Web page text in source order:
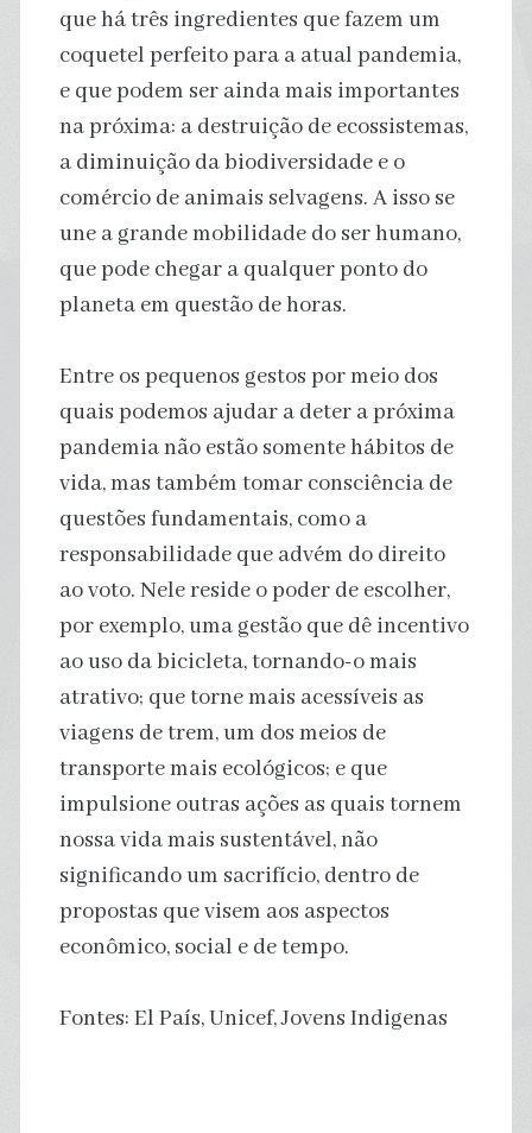
que há três ingredientes que fazem um
coquetel perfeito para a atual pandemia,
e que podem ser ainda mais importantes
na próxima: a destruição de ecossistemas,
a diminuição da biodiversidade e o
comércio de animais selvagens. A isso se
une a grande mobilidade do ser humano,
que pode chegar a qualquer ponto do
planeta em questão de horas.
Entre os pequenos gestos por meio dos
quais podemos ajudar a deter a próxima
pandemia não estão somente hábitos de
vida, mas também tomar consciência de
questões fundamentais, como a
responsabilidade que advém do direito
ao voto. Nele reside o poder de escolher,
por exemplo, uma gestão que dê incentivo
ao uso da bicicleta, tornando-o mais
atrativo; que torne mais acessíveis as
viagens de trem, um dos meios de
transporte mais ecológicos; e que
impulsione outras ações as quais tornem
nossa vida mais sustentável, não
significando um sacrifício, dentro de
propostas que visem aos aspectos
econômico, social e de tempo.
Fontes: El País, Unicef, Jovens Indigenas